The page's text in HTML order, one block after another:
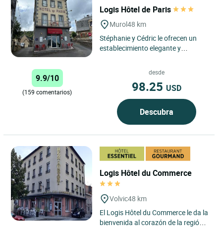
Logis Hôtel de Paris
Murol48 km
Stéphanie y Cédric le ofrecen un
establecimiento elegante y
natural a 850 m de altitud. ...
9.9/10
(159 comentarios)
desde
98.25 USD
Descubra
Logis Hôtel du Commerce
Volvic48 km
El Logis Hôtel du Commerce le da la
bienvenida al corazón de la región